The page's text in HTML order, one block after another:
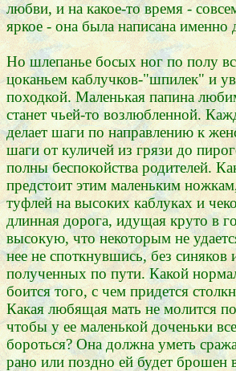
любви, и на какое-то время -
яркое - она была написана именно
Но шлепанье босых ног по полу
цоканьем каблучков-"шпилек" и
походкой. Маленькая папина
станет чьей-то возлюбленной.
делает шаги по направлению к
шаги от куличей из грязи до
полны беспокойства родителей.
предстоит этим маленьким
туфлей на высоких каблуках и
длинная дорога, идущая круто в
высокую, что некоторым не
нее не споткнувшись, без синяков
полученных по пути. Какой
боится того, с чем придется
Какая любящая мать не молится
чтобы у ее маленькой доченьки
бороться? Она должна уметь
рано или поздно ей будет брошен